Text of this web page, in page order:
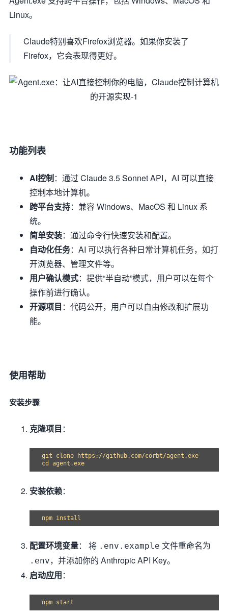
Linux。
Claude特别喜欢Firefox浏览器。如果你安装了
Firefox，它会表现得更好。
功能列表
AI控制：通过 Claude 3.5 Sonnet API，AI 可以直接
控制本地计算机。
跨平台支持：兼容 Windows、MacOS 和 Linux 系
统。
简单安装：通过命令行快速安装和配置。
自动化任务：AI 可以执行各种日常计算机任务，如打
开浏览器、管理文件等。
用户确认模式：提供“半自动”模式，用户可以在每个
操作前进行确认。
开源项目 ：代码公开，用户可以自由修改和扩展功
能。
使用帮助
安装步骤
克隆项目 ：
git clone https://github.com/corbt/agent.exe
安装依赖：
配置环境变量： 将 .env.example 文件重命名为
.env，并添加你的 Anthropic API Key。
启动应用：